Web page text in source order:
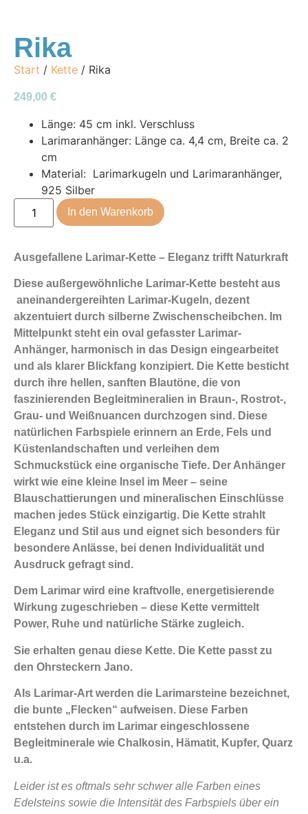
Rika
Start / Kette / Rika
249,00 €
Länge: 45 cm inkl. Verschluss
Larimaranhänger: Länge ca. 4,4 cm, Breite ca. 2
cm
Material: Larimarkugeln und Larimaranhänger,
925 Silber
In den Warenkorb
Ausgefallene Larimar-Kette – Eleganz trifft Naturkraft
Diese außergewöhnliche Larimar-Kette besteht aus
aneinandergereihten Larimar-Kugeln, dezent
akzentuiert durch silberne Zwischenscheibchen. Im
Mittelpunkt steht ein oval gefasster Larimar-
Anhänger, harmonisch in das Design eingearbeitet
und als klarer Blickfang konzipiert. Die Kette besticht
durch ihre hellen, sanften Blautöne, die von
faszinierenden Begleitmineralien in Braun-, Rostrot-,
Grau- und Weißnuancen durchzogen sind. Diese
natürlichen Farbspiele erinnern an Erde, Fels und
Küstenlandschaften und verleihen dem
Schmuckstück eine organische Tiefe. Der Anhänger
wirkt wie eine kleine Insel im Meer – seine
Blauschattierungen und mineralischen Einschlüsse
machen jedes Stück einzigartig. Die Kette strahlt
Eleganz und Stil aus und eignet sich besonders für
besondere Anlässe, bei denen Individualität und
Ausdruck gefragt sind.
Dem Larimar wird eine kraftvolle, energetisierende
Wirkung zugeschrieben – diese Kette vermittelt
Power, Ruhe und natürliche Stärke zugleich.
Sie erhalten genau diese Kette. Die Kette passt zu
den Ohrsteckern Jano.
Als Larimar-Art werden die Larimarsteine bezeichnet,
die bunte „Flecken“ aufweisen. Diese Farben
entstehen durch im Larimar eingeschlossene
Begleitminerale wie Chalkosin, Hämatit, Kupfer, Quarz
u.a.
Leider ist es oftmals sehr schwer alle Farben eines
Edelsteins sowie die Intensität des Farbspiels über ein